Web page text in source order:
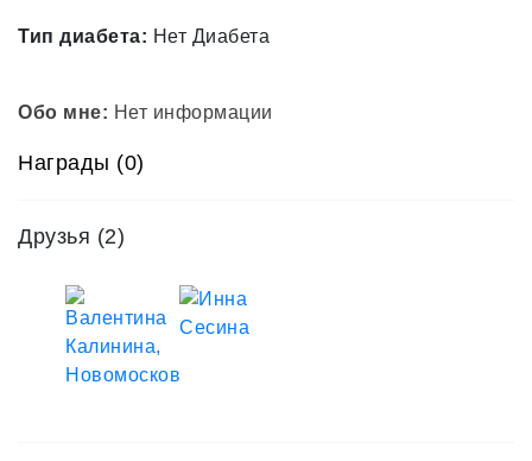
Тип диабета: Нет Диабета
Обо мне: Нет информации
Награды (0)
Друзья (2)